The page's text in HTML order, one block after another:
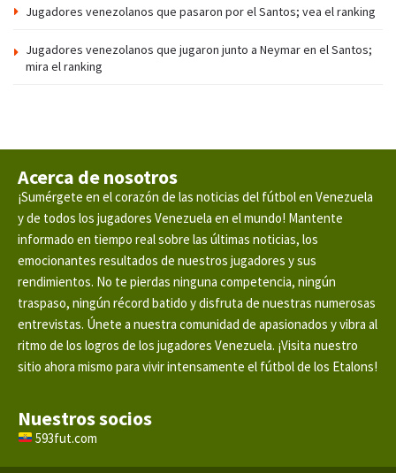
Jugadores venezolanos que pasaron por el Santos; vea el ranking
Jugadores venezolanos que jugaron junto a Neymar en el Santos;
mira el ranking
Acerca de nosotros
¡Sumérgete en el corazón de las noticias del fútbol en Venezuela
y de todos los jugadores Venezuela en el mundo! Mantente
informado en tiempo real sobre las últimas noticias, los
emocionantes resultados de nuestros jugadores y sus
rendimientos. No te pierdas ninguna competencia, ningún
traspaso, ningún récord batido y disfruta de nuestras numerosas
entrevistas. Únete a nuestra comunidad de apasionados y vibra al
ritmo de los logros de los jugadores Venezuela. ¡Visita nuestro
sitio ahora mismo para vivir intensamente el fútbol de los Etalons!
Nuestros socios
593fut.com